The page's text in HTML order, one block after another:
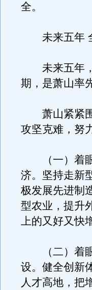
全。
未来五年
未来五年，
期，是萧山率
萧山紧紧围
攻坚克难，努
（一）着眼
济。坚持走新
极发展先进制
型农业，提升
上的又好又快
（二）着眼
设。健全创新
人才高地，把